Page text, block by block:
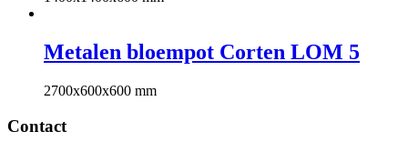
Metalen bloempot Corten LOM 5
2700x600x600 mm
Contact